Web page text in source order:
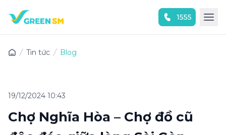
1555
Tin tức Blog
19/12/2024 10:43
Chợ Nghĩa Hòa – Chợ đồ cũ